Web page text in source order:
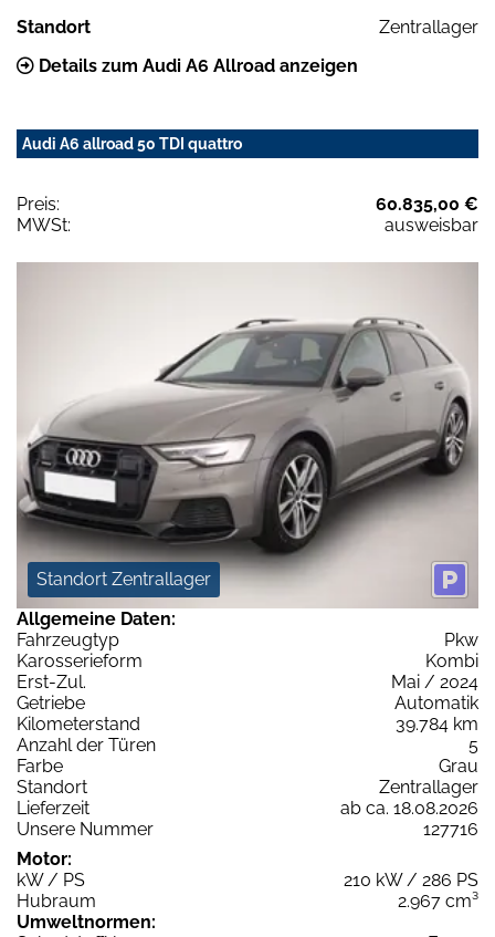
Standort
Zentrallager
Details zum Audi A6 Allroad anzeigen
Audi A6 allroad 50 TDI quattro
Preis:
60.835,00 €
MWSt:
ausweisbar
Standort Zentrallager
Allgemeine Daten:
Fahrzeugtyp
Pkw
Karosserieform
Kombi
Erst-Zul.
Mai / 2024
Getriebe
Automatik
Kilometerstand
39.784 km
Anzahl der Türen
5
Farbe
Grau
Standort
Zentrallager
Lieferzeit
ab ca. 18.08.2026
Unsere Nummer
127716
Motor:
kW / PS
210 kW / 286 PS
Hubraum
2.967 cm³
Umweltnormen: